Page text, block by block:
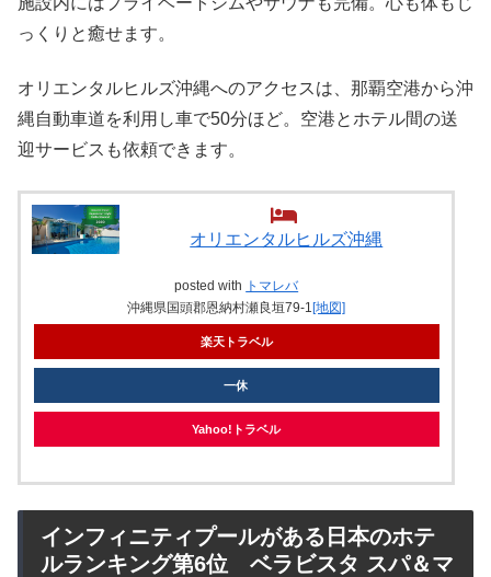
っくりと癒せます。
オリエンタルヒルズ沖縄へのアクセスは、那覇空港から沖
縄自動車道を利用し車で50分ほど。空港とホテル間の送
迎サービスも依頼できます。
オリエンタルヒルズ沖縄
posted with トマレバ
沖縄県国頭郡恩納村瀬良垣79‐1 [地図]
楽天トラベル
一休
Yahoo!トラベル
インフィニティプールがある日本のホテ
ルランキング第6位 ベラビスタ スパ＆マ